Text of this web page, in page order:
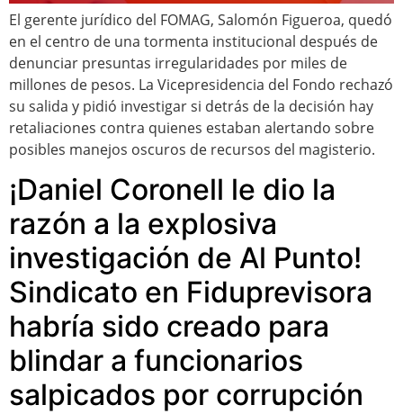
El gerente jurídico del FOMAG, Salomón Figueroa, quedó
en el centro de una tormenta institucional después de
denunciar presuntas irregularidades por miles de
millones de pesos. La Vicepresidencia del Fondo rechazó
su salida y pidió investigar si detrás de la decisión hay
retaliaciones contra quienes estaban alertando sobre
posibles manejos oscuros de recursos del magisterio.
¡Daniel Coronell le dio la
razón a la explosiva
investigación de Al Punto!
Sindicato en Fiduprevisora
habría sido creado para
blindar a funcionarios
salpicados por corrupción